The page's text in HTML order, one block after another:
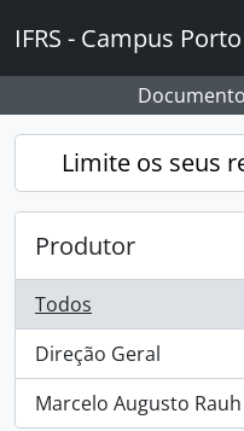
IFRS - Campus
Limite os seus
Produtor
Todos
Direção Geral
, 2 resultados
Marcelo Augusto
, 2 resultados